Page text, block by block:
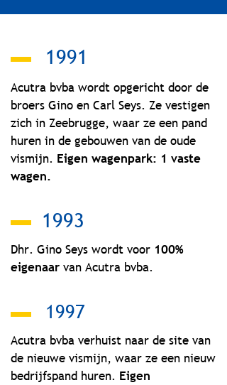
1991
Acutra bvba wordt opgericht door de
broers Gino en Carl Seys. Ze vestigen
zich in Zeebrugge, waar ze een pand
huren in de gebouwen van de oude
vismijn. Eigen wagenpark: 1 vaste
wagen.
1993
Dhr. Gino Seys wordt voor 100%
eigenaar van Acutra bvba.
1997
Acutra bvba verhuist naar de site van
de nieuwe vismijn, waar ze een nieuw
bedrijfspand huren. Eigen